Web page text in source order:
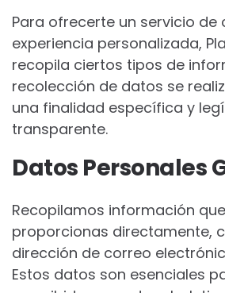
Para ofrecerte un servicio de
experiencia personalizada,
recopila ciertos tipos de
recolección de datos se
una finalidad específica y
transparente.
Datos Personales
Recopilamos información
proporcionas directamente,
dirección de correo
Estos datos son esenciales